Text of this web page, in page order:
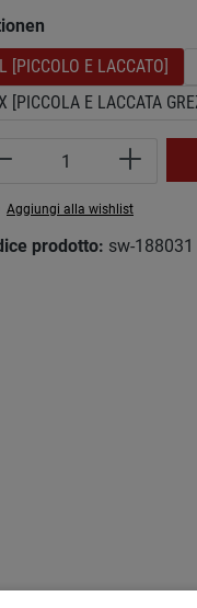
[PICCOLO E LACCATO]
[PICCOLA E LACCATA
del
Aggiungi alla wishlist
prodotto: sw-188031